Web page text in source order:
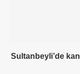
Sultanbeyli’de